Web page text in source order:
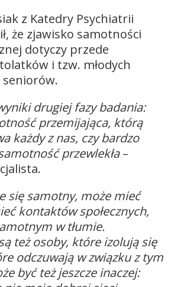
z Katedry Psychiatrii
że zjawisko samotności
dotyczy przede
i tzw. młodych
seniorów.
drugiej fazy badania:
przemijająca, którą
każdy z nas, czy bardzo
przewlekła–
się samotny, może mieć
kontaktów społecznych,
w tłumie.
też osoby, które izolują się
odczuwają w związku z tym
być też jeszcze inaczej: